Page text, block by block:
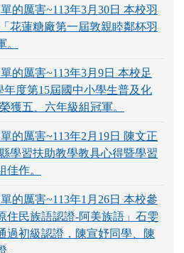
的厲害~113年3月30日 本校羽
花蓮糖廠第一屆敦親睦鄰杯羽
的厲害~113年3月9日 本校足
年度第15屆國中小學生普及化
獲五、六年級組冠軍。
的厲害~113年2月19日 陳文正
學習扶助教學教具心得暨學習
作。
的厲害~113年1月26日 本校參
住民族語認證-阿美族語」石雯
過初級認證，陳宣妤同學、陳